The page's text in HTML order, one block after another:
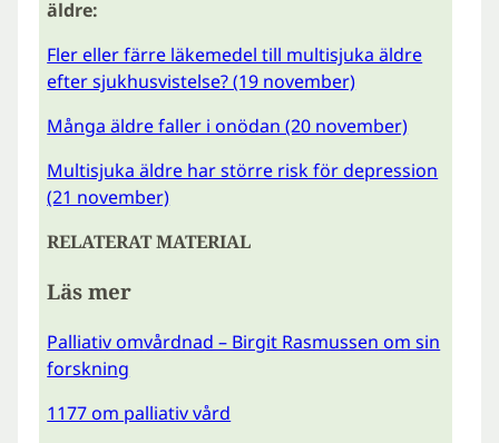
äldre:
Fler eller färre läkemedel till multisjuka äldre
efter sjukhusvistelse? (19 november)
Många äldre faller i onödan (20 november)
Multisjuka äldre har större risk för depression
(21 november)
RELATERAT MATERIAL
Läs mer
Palliativ omvårdnad – Birgit Rasmussen om sin
forskning
1177 om palliativ vård